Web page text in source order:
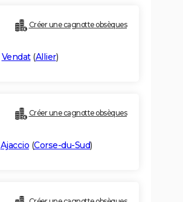
Créer une cagnotte obsèques
Vendat(Allier)
Créer une cagnotte obsèques
Ajaccio (Corse-du-Sud)